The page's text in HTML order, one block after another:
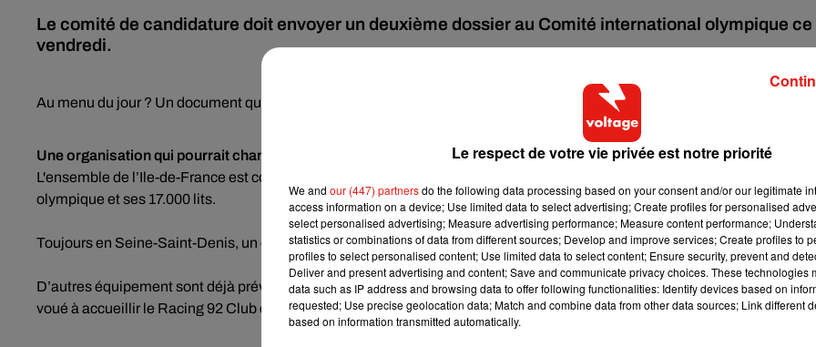
Le comité de candidature doit envoyer un deuxième dossier au Comité international olympique ce
vendredi.
Au menu du jour ? Un document qui détaille les infrastructures dont dispose la capitale, ainsi que les garanties financières.
Une organisation qui pourrait changer le visage de l’île-de-France.
L'ensemble de l’Ile-de-France est concernée. D’abord dans le Nord francilien, l’Ile-Saint-Denis accueillerait le village
olympique et ses 17.000 lits.
Toujours en Seine-Saint-Denis, un centre nautique serait construit à Aubervilliers avec piscine olympique et plongeoirs.??
D’autres équipement sont déjà prévu avec ou sans JO 2024. Notamment dans les hauts de seine l’Arena 92 de Nanterre,
voué à accueillir le Racing 92 Club de rugby et les épreuves de gymnastique et trampoline en cas de JO en 2024.
Le respect de votre vie privée est notre priorité
We and our (447) partnersdo the following data processing based on your consent and/or our legitimate
access information on a device; Use limited data to select advertising; Create profiles for personalised
select personalised advertising; Measure advertising performance; Measure content performance;
statistics or combinations of data from different sources; Develop and improve services; Create profiles to
profiles to select personalised content; Use limited data to select content; Ensure security, prevent and
Deliver and present advertising and content; Save and communicate privacy choices. These technologies
data such as IP address and browsing data to offer following functionalities: Identify devices based on
requested; Use precise geolocation data; Match and combine data from other data sources; Link different
based on information transmitted automatically.